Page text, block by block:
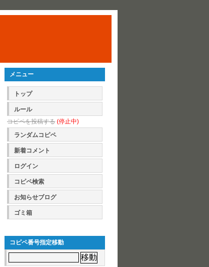
メニュー
トップ
ルール
コピペを投稿する (停止中)
ランダムコピペ
新着コメント
ログイン
コピペ検索
お知らせブログ
ゴミ箱
コピペ番号指定移動